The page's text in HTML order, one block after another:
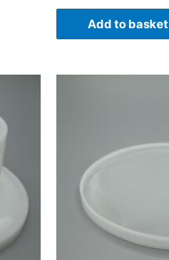
Add to basket